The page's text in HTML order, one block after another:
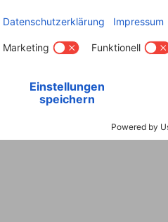
Garantiebestimmungen